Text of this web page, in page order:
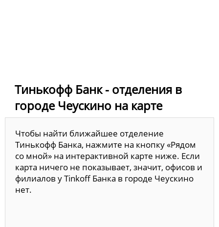
Тинькофф Банк - отделения в
городе Чеускино на карте
Чтобы найти ближайшее отделение
Тинькофф Банка, нажмите на кнопку «Рядом
со мной» на интерактивной карте ниже. Если
карта ничего не показывает, значит, офисов и
филиалов у Tinkoff Банка в городе Чеускино
нет.